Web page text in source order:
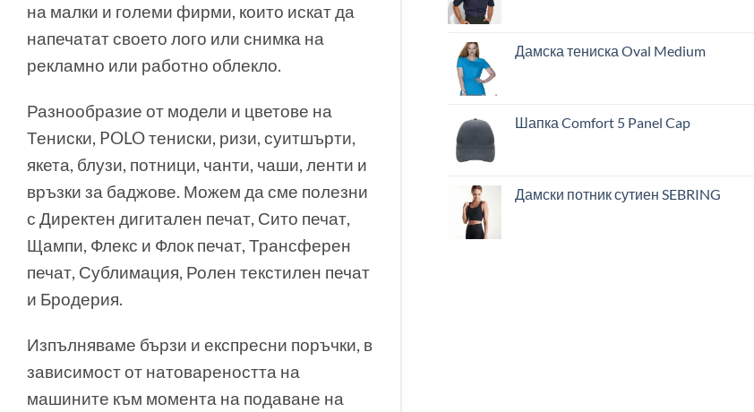
на малки и големи фирми, които искат да
напечатат своето лого или снимка на
рекламно или работно облекло.
Разнообразие от модели и цветове на
Тениски, POLO тениски, ризи, суитшърти,
якета, блузи, потници, чанти, чаши, ленти и
връзки за баджове. Можем да сме полезни
с Директен дигитален печат, Сито печат,
Щампи, Флекс и Флок печат, Трансферен
печат, Сублимация, Ролен текстилен печат
и Бродерия.
Изпълняваме бързи и експресни поръчки, в
зависимост от натовареността на
машините към момента на подаване на
Дамска тениска Oval Medium
Шапка Comfort 5 Panel Cap
Дамски потник сутиен SEBRING